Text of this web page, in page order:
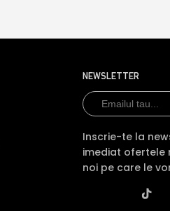
NEWSLETTER
Inscrie-te la
imediat ofertele
noi pe care le